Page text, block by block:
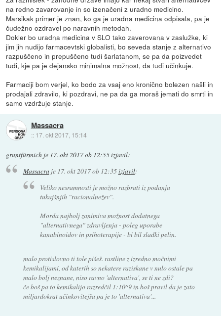
na redno zavarovanje in so izenačeni z uradno medicino.
Marsikak primer je znan, ko ga je uradna medicina odpisala, pa je
čudežno ozdravel po naravnih metodah.
Dokler bo uradna medicina v SLO tako zaverovana v zaslužke, ki
jim jih nudijo farmacevtski globalisti, bo seveda stanje z alternativo
razpuščeno in prepuščeno tudi šarlatanom, se pa da poizvedet
tudi, kje pa je dejansko minimalna možnost, da tudi učinkuje.
Farmaciji bom verjel, ko bodo za vsaj eno kronično bolezen našli in
prodajali zdravilo, ki pozdravi, ne pa da ga moraš jemati do smrti in
samo vzdržuje stanje.
Massacra
:: 17. okt 2017, 15:14
gruntfürmich je 17. okt 2017 ob 12:55izjavil:
Massacraje 17. okt 2017 ob 12:35izjavil:
Veliko nesramnosti je možno razbrati iz podanja
tukajšnjih "racionalnežev".
Morda najbolj zanimiva možnost dodatnega
"alternativnega" zdravljenja - poleg uporabe
kanabinoidov in psihoterapije - bi bil sladki pelin.
malo protislovno ti tole pišeš. rastline z izredno močnimi
kemikalijami, od katerih so nekatere raziskane v nulo ostale pa
malo bolj neznane, niso ravno 'alternativa', se ti ne zdi?
če boš pa to kemikalijo razredčil 1:10^9 in boš pravil da je zato
miljardokrat učinkovitejša pa je to 'alternativa'...